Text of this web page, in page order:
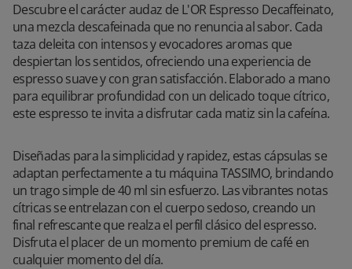
Descubre el carácter audaz de L'OR Espresso Decaffeinato,
una mezcla descafeinada que no renuncia al sabor. Cada
taza deleita con intensos y evocadores aromas que
despiertan los sentidos, ofreciendo una experiencia de
espresso suave y con gran satisfacción. Elaborado a mano
para equilibrar profundidad con un delicado toque cítrico,
este espresso te invita a disfrutar cada matiz sin la cafeína.
Diseñadas para la simplicidad y rapidez, estas cápsulas se
adaptan perfectamente a tu máquina TASSIMO, brindando
un trago simple de 40 ml sin esfuerzo. Las vibrantes notas
cítricas se entrelazan con el cuerpo sedoso, creando un
final refrescante que realza el perfil clásico del espresso.
Disfruta el placer de un momento premium de café en
cualquier momento del día.